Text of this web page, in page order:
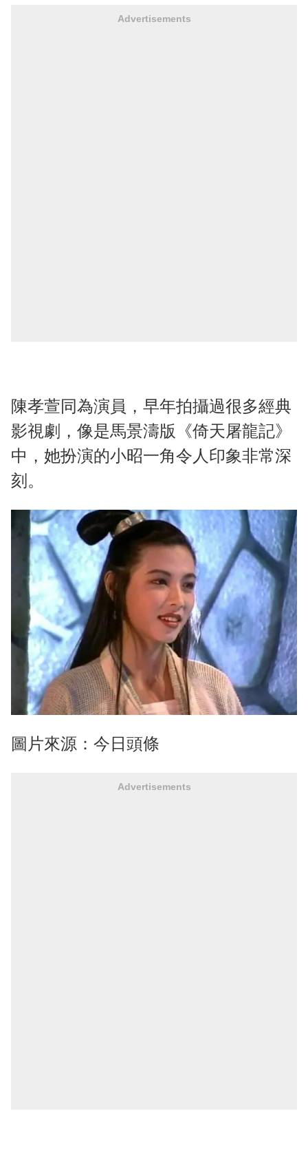
Advertisements
陳孝萱同為演員，早年拍攝過很多經典
影視劇，像是馬景濤版《倚天屠龍記》
中，她扮演的小昭一角令人印象非常深
刻。
圖片來源：今日頭條
Advertisements